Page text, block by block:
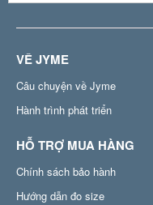
VỀ JYME
Câu chuyện về Jyme
Hành trình phát triển
HỖ TRỢ MUA HÀNG
Chính sách bảo hành
Hướng dẫn đo size